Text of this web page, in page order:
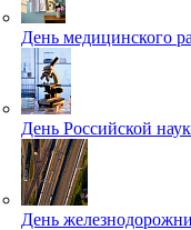
День медицинского
День Российской
День